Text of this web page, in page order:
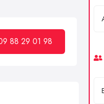
88 29 01 98